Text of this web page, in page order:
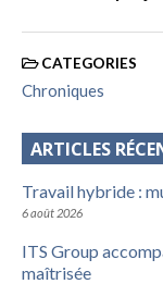
CATEGORIES
Chroniques
ARTICLES
Travail hybride :
6 août 2026
ITS Group
maîtrisée